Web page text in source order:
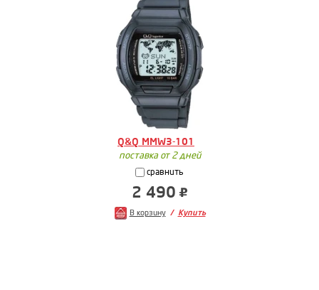
Q&Q MMW3-101
поставка от 2 дней
сравнить
2 490
В корзину Купить